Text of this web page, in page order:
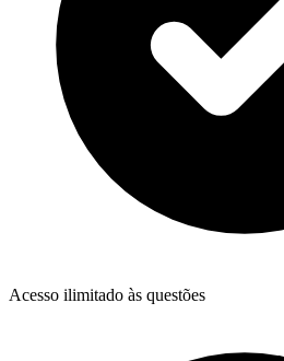
Acesso ilimitado às questões